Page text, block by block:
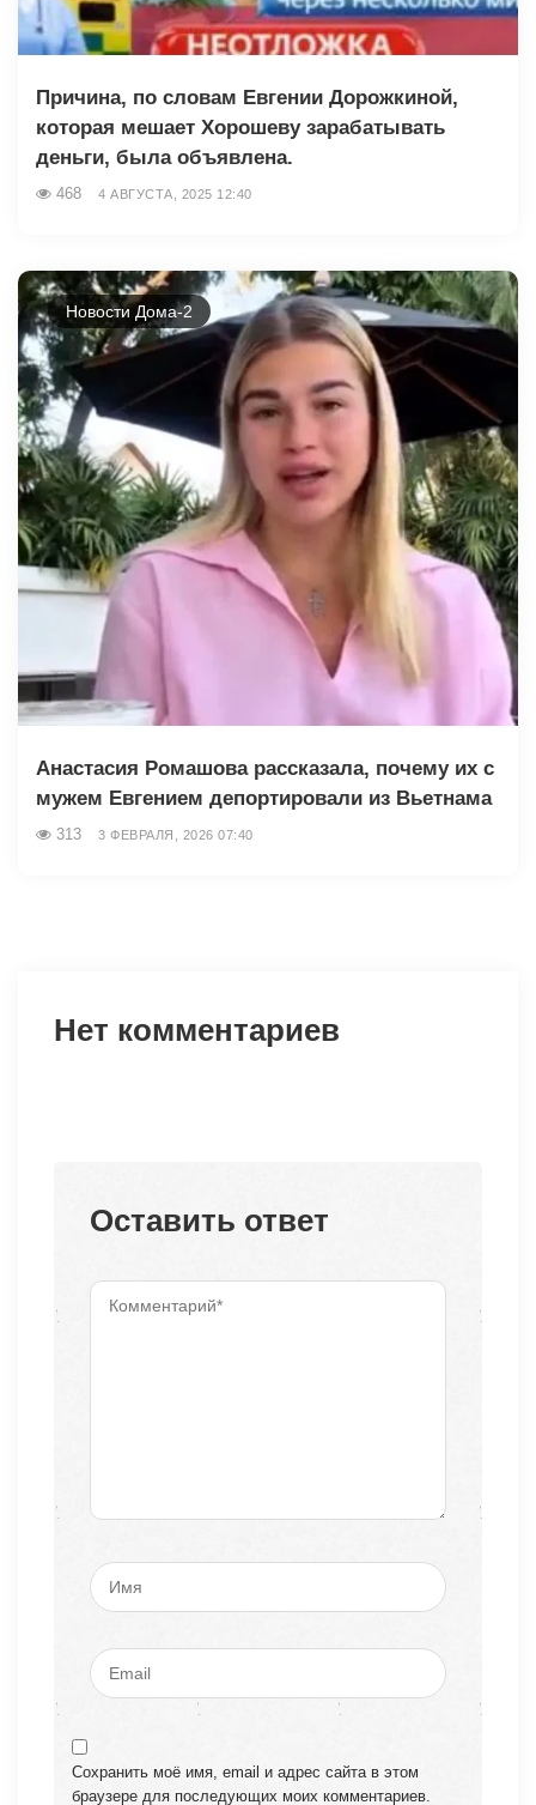
Причина, по словам Евгении Дорожкиной,
которая мешает Хорошеву зарабатывать
деньги, была объявлена.
468 4 АВГУСТА, 2025 12:40
Новости Дома-2
Анастасия Ромашова рассказала, почему их с
мужем Евгением депортировали из Вьетнама
313 3 ФЕВРАЛЯ, 2026 07:40
Нет комментариев
Оставить ответ
Сохранить моё имя, email и адрес сайта в этом
браузере для последующих моих комментариев.